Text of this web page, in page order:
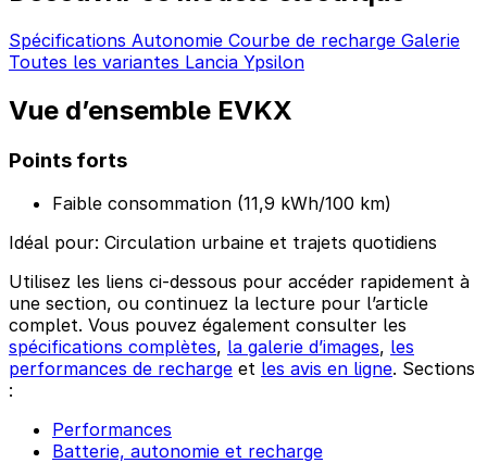
Spécifications Autonomie Courbe de recharge Galerie
Toutes les variantes Lancia Ypsilon
Vue d’ensemble EVKX
Points forts
Faible consommation (11,9 kWh/100 km)
Idéal pour: Circulation urbaine et trajets quotidiens
Utilisez les liens ci-dessous pour accéder rapidement à
une section, ou continuez la lecture pour l’article
complet. Vous pouvez également consulter les
spécifications complètes, la galerie d’images, les
performances de recharge et les avis en ligne. Sections
:
Performances
Batterie, autonomie et recharge